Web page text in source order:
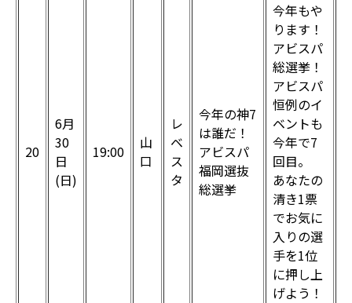
20
6月
30
日
(日)
19:00
山
口
レ
ベ
ス
タ
今年の神7
は誰だ！
アビスパ
福岡選抜
総選挙
今年もや
ります！
アビスパ
総選挙！
アビスパ
恒例のイ
ベントも
今年で7
回目。
あなたの
清き1票
でお気に
入りの選
手を1位
に押し上
げよう！